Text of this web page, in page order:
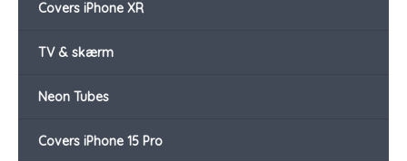
Covers iPhone XR
TV & skærm
Neon Tubes
Covers iPhone 15 Pro